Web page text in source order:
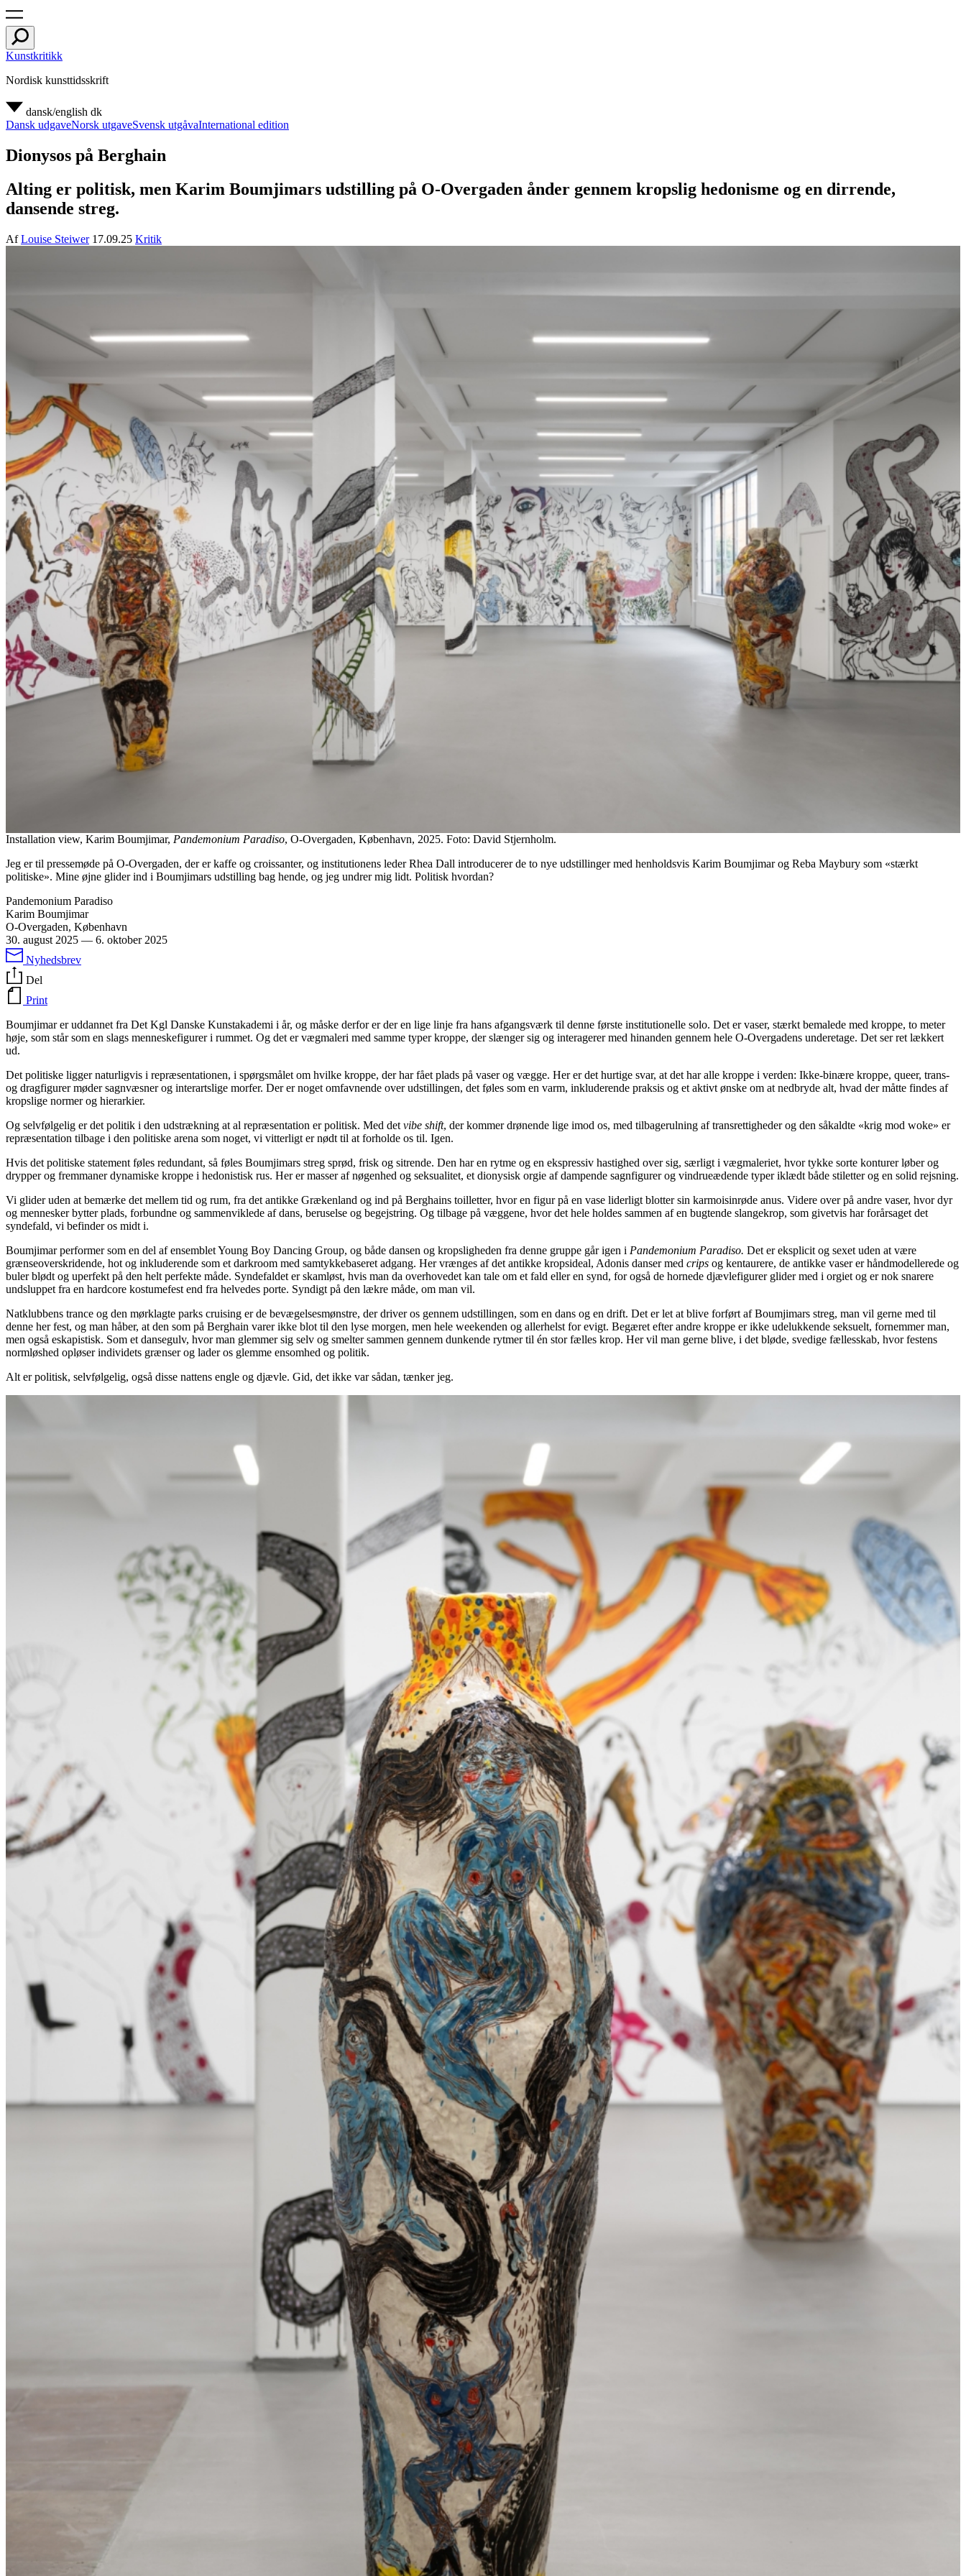
Kunstkritikk
Nordisk kunsttidsskrift
dansk/english dk
Dansk udgaveNorsk utgaveSvensk utgåvaInternational edition
Dionysos på Berghain
Alting er politisk, men Karim Boumjimars udstilling på O-Overgaden ånder gennem kropslig hedonisme og en dirrende,
dansende streg.
AfLouise Steiwer 17.09.25 Kritik
Installation view, Karim Boumjimar, Pandemonium Paradiso, O-Overgaden, København, 2025. Foto: David Stjernholm.
Jeg er til pressemøde på O-Overgaden, der er kaffe og croissanter, og institutionens leder Rhea Dall introducerer de to nye udstillinger med henholdsvis Karim Boumjimar og Reba Maybury som «stærkt
politiske». Mine øjne glider ind i Boumjimars udstilling bag hende, og jeg undrer mig lidt. Politisk hvordan?
Pandemonium Paradiso
Karim Boumjimar
O-Overgaden, København
30. august 2025 — 6. oktober 2025
Nyhedsbrev
Del
Print
Boumjimar er uddannet fra Det Kgl Danske Kunstakademi i år, og måske derfor er der en lige linje fra hans afgangsværk til denne første institutionelle solo. Det er vaser, stærkt bemalede med kroppe, to meter
høje, som står som en slags menneskefigurer i rummet. Og det er vægmaleri med samme typer kroppe, der slænger sig og interagerer med hinanden gennem hele O-Overgadens underetage. Det ser ret lækkert
ud.
Det politiske ligger naturligvis i repræsentationen, i spørgsmålet om hvilke kroppe, der har fået plads på vaser og vægge. Her er det hurtige svar, at det har alle kroppe i verden: Ikke-binære kroppe, queer, trans-
og dragfigurer møder sagnvæsner og interartslige morfer. Der er noget omfavnende over udstillingen, det føles som en varm, inkluderende praksis og et aktivt ønske om at nedbryde alt, hvad der måtte findes af
kropslige normer og hierarkier.
Og selvfølgelig er det politik i den udstrækning at al repræsentation er politisk. Med det vibe shift, der kommer drønende lige imod os, med tilbagerulning af transrettigheder og den såkaldte «krig mod woke» er
repræsentation tilbage i den politiske arena som noget, vi vitterligt er nødt til at forholde os til. Igen.
Hvis det politiske statement føles redundant, så føles Boumjimars streg sprød, frisk og sitrende. Den har en rytme og en ekspressiv hastighed over sig, særligt i vægmaleriet, hvor tykke sorte konturer løber og
drypper og fremmaner dynamiske kroppe i hedonistisk rus. Her er masser af nøgenhed og seksualitet, et dionysisk orgie af dampende sagnfigurer og vindrueædende typer iklædt både stiletter og en solid rejsning.
Vi glider uden at bemærke det mellem tid og rum, fra det antikke Grækenland og ind på Berghains toilletter, hvor en figur på en vase liderligt blotter sin karmoisinrøde anus. Videre over på andre vaser, hvor dyr
og mennesker bytter plads, forbundne og sammenviklede af dans, beruselse og begejstring. Og tilbage på væggene, hvor det hele holdes sammen af en bugtende slangekrop, som givetvis har forårsaget det
syndefald, vi befinder os midt i.
Boumjimar performer som en del af ensemblet Young Boy Dancing Group, og både dansen og kropsligheden fra denne gruppe går igen i Pandemonium Paradiso. Det er eksplicit og sexet uden at være
grænseoverskridende, hot og inkluderende som et darkroom med samtykkebaseret adgang. Her vrænges af det antikke kropsideal, Adonis danser med crips og kentaurere, de antikke vaser er håndmodellerede og
buler blødt og uperfekt på den helt perfekte måde. Syndefaldet er skamløst, hvis man da overhovedet kan tale om et fald eller en synd, for også de hornede djævlefigurer glider med i orgiet og er nok snarere
undsluppet fra en hardcore kostumefest end fra helvedes porte. Syndigt på den lækre måde, om man vil.
Natklubbens trance og den mørklagte parks cruising er de bevægelsesmønstre, der driver os gennem udstillingen, som en dans og en drift. Det er let at blive forført af Boumjimars streg, man vil gerne med til
denne her fest, og man håber, at den som på Berghain varer ikke blot til den lyse morgen, men hele weekenden og allerhelst for evigt. Begæret efter andre kroppe er ikke udelukkende seksuelt, fornemmer man,
men også eskapistisk. Som et dansegulv, hvor man glemmer sig selv og smelter sammen gennem dunkende rytmer til én stor fælles krop. Her vil man gerne blive, i det bløde, svedige fællesskab, hvor festens
normløshed opløser individets grænser og lader os glemme ensomhed og politik.
Alt er politisk, selvfølgelig, også disse nattens engle og djævle. Gid, det ikke var sådan, tænker jeg.